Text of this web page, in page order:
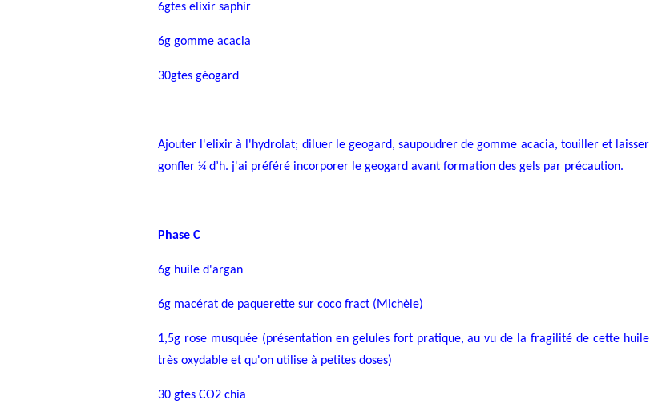
6gtes elixir saphir
6g gomme acacia
30gtes géogard
Ajouter l'elixir à l'hydrolat; diluer le geogard, saupoudrer de gomme acacia, touiller et laisser
gonfler ¼ d’h. j'ai préféré incorporer le geogard avant formation des gels par précaution.
Phase C
6g huile d'argan
6g macérat de paquerette sur coco fract (Michèle)
1,5g rose musquée (présentation en gelules fort pratique, au vu de la fragilité de cette huile
très oxydable et qu'on utilise à petites doses)
30 gtes CO2 chia